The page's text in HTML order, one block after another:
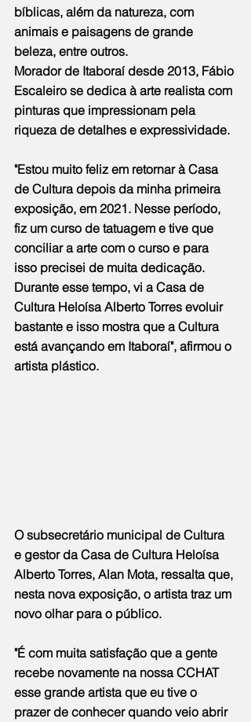
bíblicas, além da natureza, com
animais e paisagens de grande
beleza, entre outros.
Morador de Itaboraí desde 2013, Fábio
Escaleiro se dedica à arte realista com
pinturas que impressionam pela
riqueza de detalhes e expressividade.
"Estou muito feliz em retornar à Casa
de Cultura depois da minha primeira
exposição, em 2021. Nesse período,
fiz um curso de tatuagem e tive que
conciliar a arte com o curso e para
isso precisei de muita dedicação.
Durante esse tempo, vi a Casa de
Cultura Heloísa Alberto Torres evoluir
bastante e isso mostra que a Cultura
está avançando em Itaboraí", afirmou o
artista plástico.
O subsecretário municipal de Cultura
e gestor da Casa de Cultura Heloísa
Alberto Torres, Alan Mota, ressalta que,
nesta nova exposição, o artista traz um
novo olhar para o público.
"É com muita satisfação que a gente
recebe novamente na nossa CCHAT
esse grande artista que eu tive o
prazer de conhecer quando veio abrir